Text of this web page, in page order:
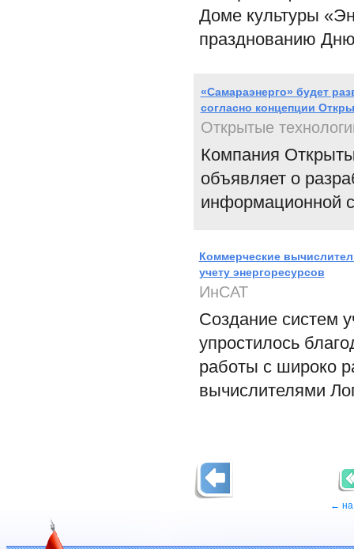
Доме культуры
празднованию
«Самараэнерго» будет
согласно концепции
Открытые
Компания
объявляет о
информационной
Коммерческие
учету энергоресурсов
ИнСАТ
Создание систем
упростилось
работы с широко
вычислителями
← на